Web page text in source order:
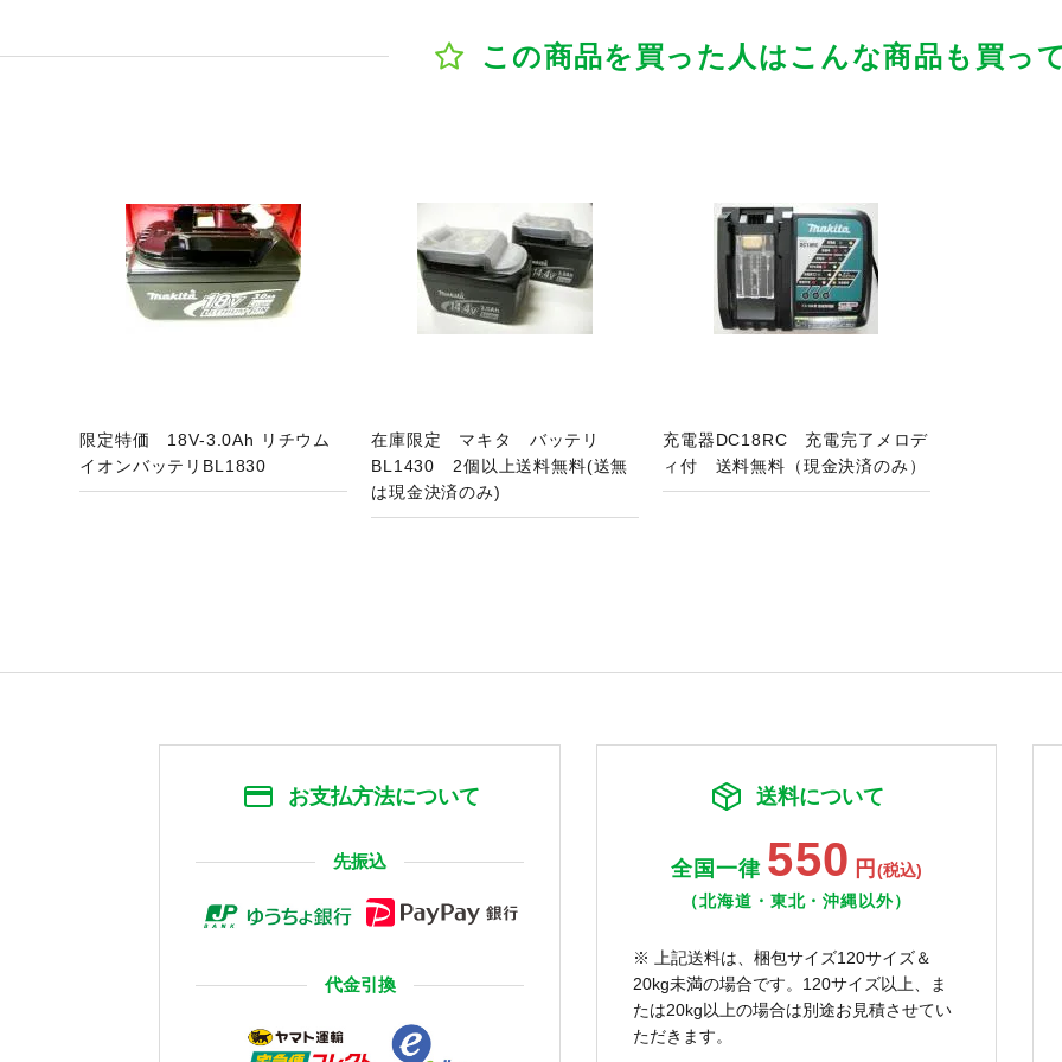
この商品を買った人はこんな商品も買っ
限定特価 18V-3.0Ah リチウム
イオンバッテリBL1830
在庫限定 マキタ バッテリ
BL1430 2個以上送料無料(送無
は現金決済のみ)
充電器DC18RC 充電完了メロデ
ィ付 送料無料（現金決済のみ）
お支払方法について
先振込
代金引換
送料について
全国一律 550 円 (税込)
（北海道・東北・沖縄以外）
※ 上記送料は、梱包サイズ120サイズ＆
20kg未満の場合です。120サイズ以上、ま
たは20kg以上の場合は別途お見積させてい
ただきます。